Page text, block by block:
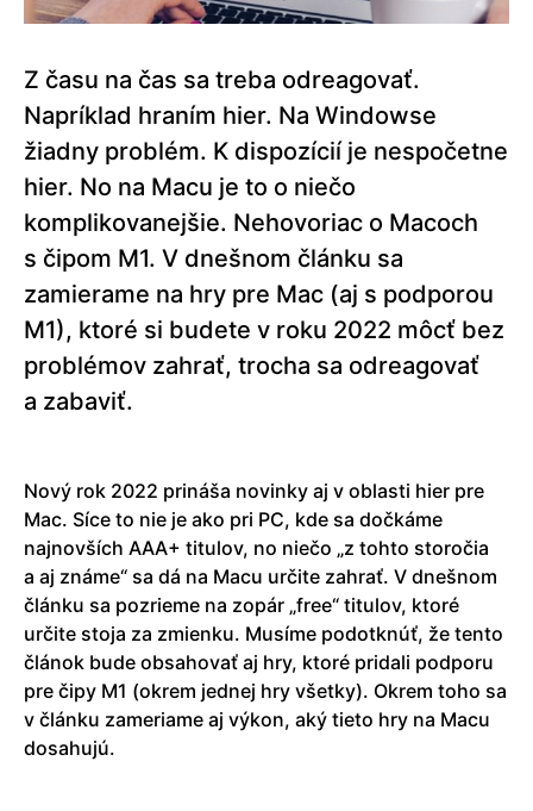
Z času na čas sa treba odreagovať.
Napríklad hraním hier. Na Windowse
žiadny problém. K dispozícií je nespočetne
hier. No na Macu je to o niečo
komplikovanejšie. Nehovoriac o Macoch
s čipom M1. V dnešnom článku sa
zamierame na hry pre Mac (aj s podporou
M1), ktoré si budete v roku 2022 môcť bez
problémov zahrať, trocha sa odreagovať
a zabaviť.
Nový rok 2022 prináša novinky aj v oblasti hier pre
Mac. Síce to nie je ako pri PC, kde sa dočkáme
najnovších AAA+ titulov, no niečo „z tohto storočia
a aj známe“ sa dá na Macu určite zahrať. V dnešnom
článku sa pozrieme na zopár „free“ titulov, ktoré
určite stoja za zmienku. Musíme podotknúť, že tento
článok bude obsahovať aj hry, ktoré pridali podporu
pre čipy M1 (okrem jednej hry všetky). Okrem toho sa
v článku zameriame aj výkon, aký tieto hry na Macu
dosahujú.